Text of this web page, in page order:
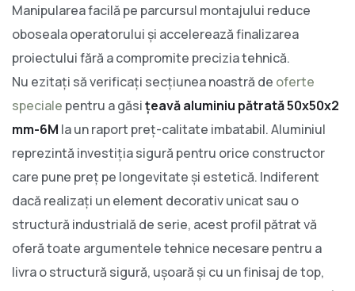
Manipularea facilă pe parcursul montajului reduce
oboseala operatorului și accelerează finalizarea
proiectului fără a compromite precizia tehnică.
Nu ezitați să verificați secțiunea noastră de oferte
speciale pentru a găsițeavă aluminiu pătrată 50x50x2
mm-6M la un raport preț-calitate imbatabil. Aluminiul
reprezintă investiția sigură pentru orice constructor
care pune preț pe longevitate și estetică. Indiferent
dacă realizați un element decorativ unicat sau o
structură industrială de serie, acest profil pătrat vă
oferă toate argumentele tehnice necesare pentru a
livra o structură sigură, ușoară și cu un finisaj de top,